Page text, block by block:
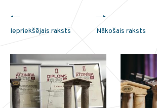
Iepriekšējais raksts Nākošais raksts